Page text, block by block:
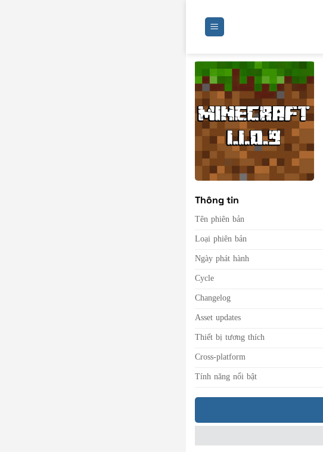
Thông tin
Tên phiên bản
Loại phiên bản
Ngày phát hành
Cycle
Changelog
Asset updates
Thiết bị tương thích
Cross-platform
Tính năng nổi bật